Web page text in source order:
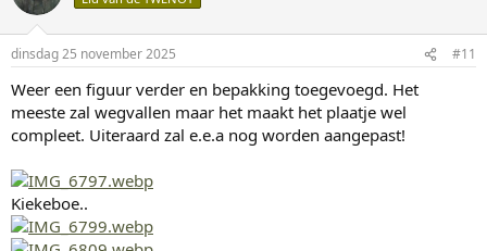
r
i
n
g
e
:
dinsdag 25 november 2025 #11
Weer een figuur verder en bepakking toegevoegd. Het
meeste zal wegvallen maar het maakt het plaatje wel
compleet. Uiteraard zal e.e.a nog worden aangepast!
Kiekeboe..